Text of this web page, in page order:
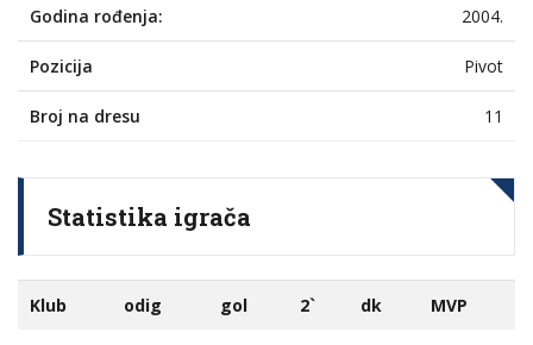
Godina rođenja: 2004.
Pozicija Pivot
Broj na dresu 11
Statistika igrača
Klub odig gol 2` dk MVP